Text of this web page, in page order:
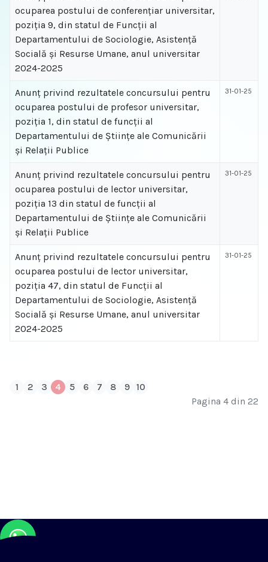
ocuparea postului de conferențiar universitar,
poziția 9, din statul de Funcții al
Departamentului de Sociologie, Asistență
Socială și Resurse Umane, anul universitar
2024-2025
Anunț privind rezultatele concursului pentru
ocuparea postului de profesor universitar,
poziția 1, din statul de funcții al
Departamentului de Științe ale Comunicării
și Relații Publice
31-01-25
Anunț privind rezultatele concursului pentru
ocuparea postului de lector universitar,
poziția 13 din statul de funcții al
Departamentului de Științe ale Comunicării
și Relații Publice
31-01-25
Anunț privind rezultatele concursului pentru
ocuparea postului de lector universitar,
poziția 47, din statul de Funcții al
Departamentului de Sociologie, Asistență
Socială și Resurse Umane, anul universitar
2024-2025
31-01-25
1 2 3 4 5 6 7 8 9
10
Pagina 4 din 22